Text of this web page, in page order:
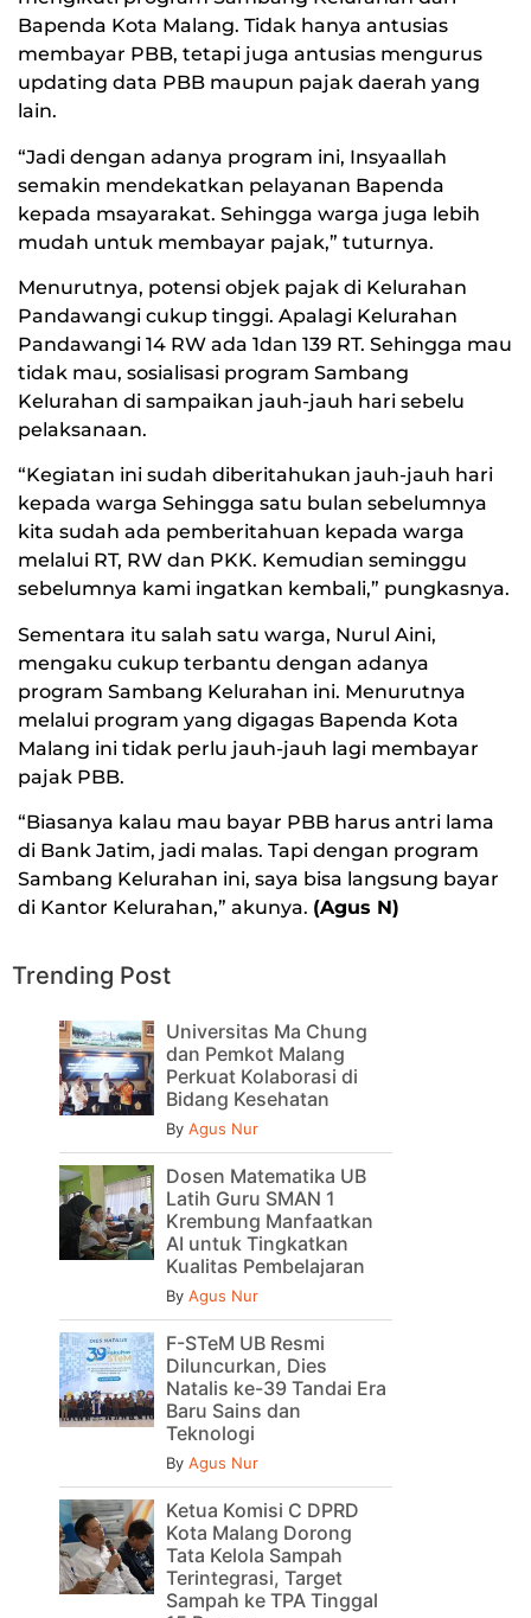
Bapenda Kota Malang. Tidak hanya antusias
membayar PBB, tetapi juga antusias mengurus
updating data PBB maupun pajak daerah yang
lain.
“Jadi dengan adanya program ini, Insyaallah
semakin mendekatkan pelayanan Bapenda
kepada msayarakat. Sehingga warga juga lebih
mudah untuk membayar pajak,” tuturnya.
Menurutnya, potensi objek pajak di Kelurahan
Pandawangi cukup tinggi. Apalagi Kelurahan
Pandawangi 14 RW ada 1dan 139 RT. Sehingga mau
tidak mau, sosialisasi program Sambang
Kelurahan di sampaikan jauh-jauh hari sebelu
pelaksanaan.
“Kegiatan ini sudah diberitahukan jauh-jauh hari
kepada warga Sehingga satu bulan sebelumnya
kita sudah ada pemberitahuan kepada warga
melalui RT, RW dan PKK. Kemudian seminggu
sebelumnya kami ingatkan kembali,” pungkasnya.
Sementara itu salah satu warga, Nurul Aini,
mengaku cukup terbantu dengan adanya
program Sambang Kelurahan ini. Menurutnya
melalui program yang digagas Bapenda Kota
Malang ini tidak perlu jauh-jauh lagi membayar
pajak PBB.
“Biasanya kalau mau bayar PBB harus antri lama
di Bank Jatim, jadi malas. Tapi dengan program
Sambang Kelurahan ini, saya bisa langsung bayar
di Kantor Kelurahan,” akunya. (Agus N)
Trending Post
Universitas Ma Chung
dan Pemkot Malang
Perkuat Kolaborasi di
Bidang Kesehatan
By Agus Nur
Dosen Matematika UB
Latih Guru SMAN 1
Krembung Manfaatkan
AI untuk Tingkatkan
Kualitas Pembelajaran
By Agus Nur
F-STeM UB Resmi
Diluncurkan, Dies
Natalis ke-39 Tandai Era
Baru Sains dan
Teknologi
By Agus Nur
Ketua Komisi C DPRD
Kota Malang Dorong
Tata Kelola Sampah
Terintegrasi, Target
Sampah ke TPA Tinggal